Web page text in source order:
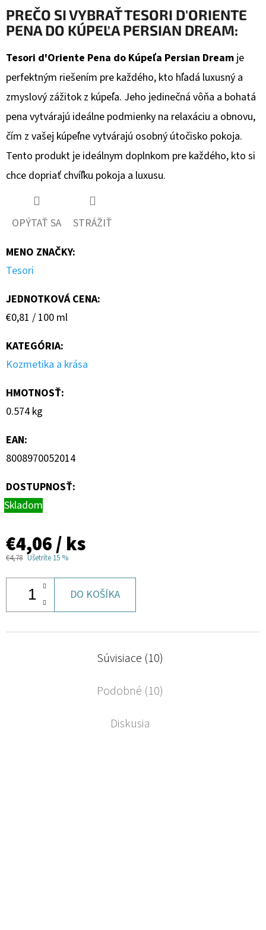
PREČO SI VYBRAŤ TESORI D'ORIENTE
PENA DO KÚPEĽA PERSIAN DREAM:
Tesori d'Oriente Pena do Kúpeľa Persian Dream je
perfektným riešením pre každého, kto hľadá luxusný a
zmyslový zážitok z kúpeľa. Jeho jedinečná vôňa a bohatá
pena vytvárajú ideálne podmienky na relaxáciu a obnovu,
čím z vašej kúpeľne vytvárajú osobný útočisko pokoja.
Tento produkt je ideálnym doplnkom pre každého, kto si
chce dopriať chvíľku pokoja a luxusu.
OPÝTAŤ SA
STRÁŽIŤ
MENO ZNAČKY:
Tesori
JEDNOTKOVÁ CENA:
Jednotková
€0,81 / 100 ml
KATEGÓRIA:
Kozmetika a krása
HMOTNOSŤ:
0.574 kg
EAN:
8008970052014
DOSTUPNOSŤ:
Skladom
€4,06/ ks
€4,78 Ušetríte 15 %
DO KOŠÍKA
Súvisiace (10)
Podobné (10)
Diskusia